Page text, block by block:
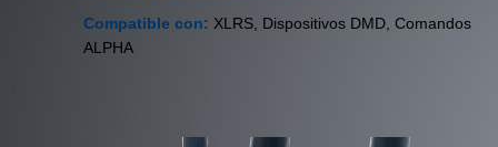
Compatible con: XLRS, Dispositivos DMD, Comandos
ALPHA